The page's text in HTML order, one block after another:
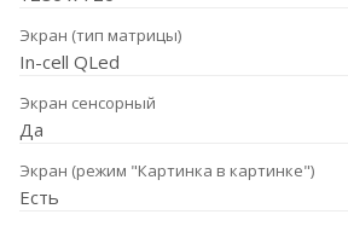
Экран (тип матрицы)
In-cell QLed
Экран сенсорный
Да
Экран (режим "Картинка в картинке")
Есть